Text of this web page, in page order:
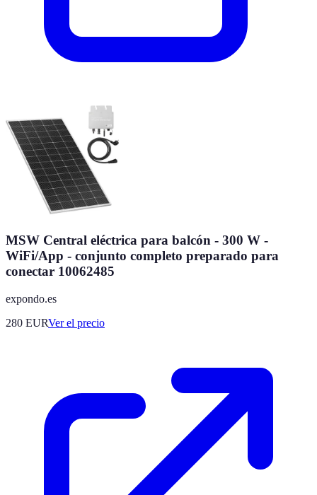
MSW Central eléctrica para balcón - 300 W -
WiFi/App - conjunto completo preparado para
conectar 10062485
expondo.es
280 EURVer el precio